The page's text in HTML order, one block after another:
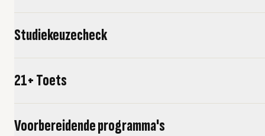
Studiekeuzecheck
21+ Toets
Voorbereidende programma's